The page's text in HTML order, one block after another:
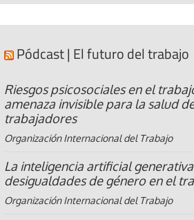
Pódcast | El futuro del trabajo
Riesgos psicosociales en el
amenaza invisible para la salud
trabajadores
Organización Internacional del Trabajo
La inteligencia artificial
desigualdades de género en el
Organización Internacional del Trabajo